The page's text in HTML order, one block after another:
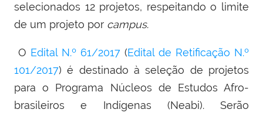
selecionados 12 projetos, respeitando o limite
de um projeto por campus.
O Edital N.º 61/2017 (Edital de Retificação N.º
101/2017) é destinado à seleção de projetos
para o Programa Núcleos de Estudos Afro-
brasileiros e Indígenas (Neabi). Serão